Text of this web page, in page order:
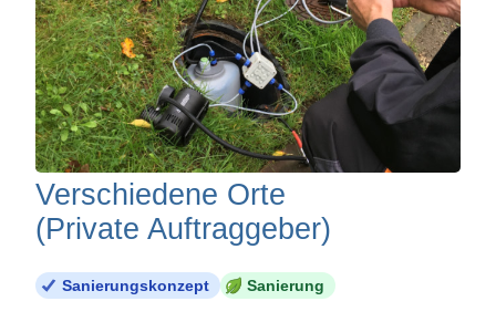
Verschiedene Orte
(Private Auftraggeber)
Sanierungskonzept Sanierung